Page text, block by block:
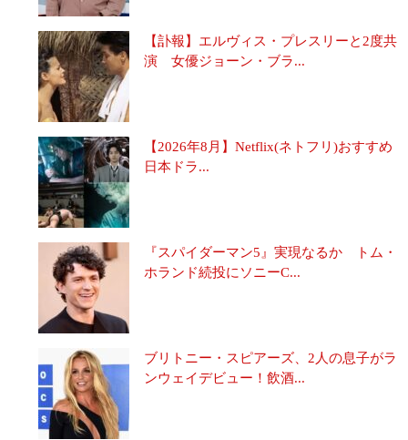
【訃報】エルヴィス・プレスリーと2度共
演 女優ジョーン・ブラ...
【2026年8月】Netflix(ネトフリ)おすすめ
日本ドラ...
『スパイダーマン5』実現なるか トム・
ホランド続投にソニーC...
ブリトニー・スピアーズ、2人の息子がラ
ンウェイデビュー！飲酒...